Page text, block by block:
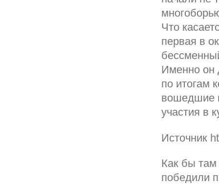
Что
первая в
Именно он
по итогам
вошедшие
участия в
Источник
Как бы
победили